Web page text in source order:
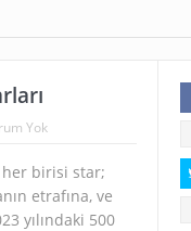
Yok
her birisi star;
etrafına, ve
yılındaki 500